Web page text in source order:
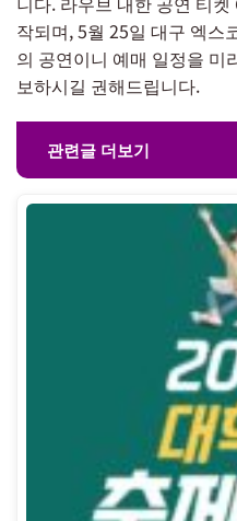
작되며, 5월 25일 대구 엑스
의 공연이니 예매 일정을 미
보하시길 권해드립니다.
관련글 더보기